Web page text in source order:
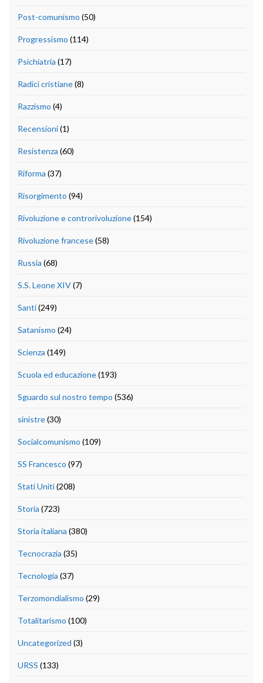
Post-comunismo (50)
Progressismo (114)
Psichiatria (17)
Radici cristiane(8)
Razzismo (4)
Recensioni(1)
Resistenza (60)
Riforma (37)
Risorgimento (94)
Rivoluzione e controrivoluzione(154)
Rivoluzione francese(58)
Russia (68)
S.S. Leone XIV(7)
Santi(249)
Satanismo (24)
Scienza (149)
Scuola ed educazione(193)
Sguardo sul nostro tempo (536)
sinistre(30)
Socialcomunismo (109)
SS Francesco (97)
Stati Uniti(208)
Storia (723)
Storia italiana (380)
Tecnocrazia (35)
Tecnologia (37)
Terzomondialismo (29)
Totalitarismo (100)
Uncategorized (3)
URSS (133)